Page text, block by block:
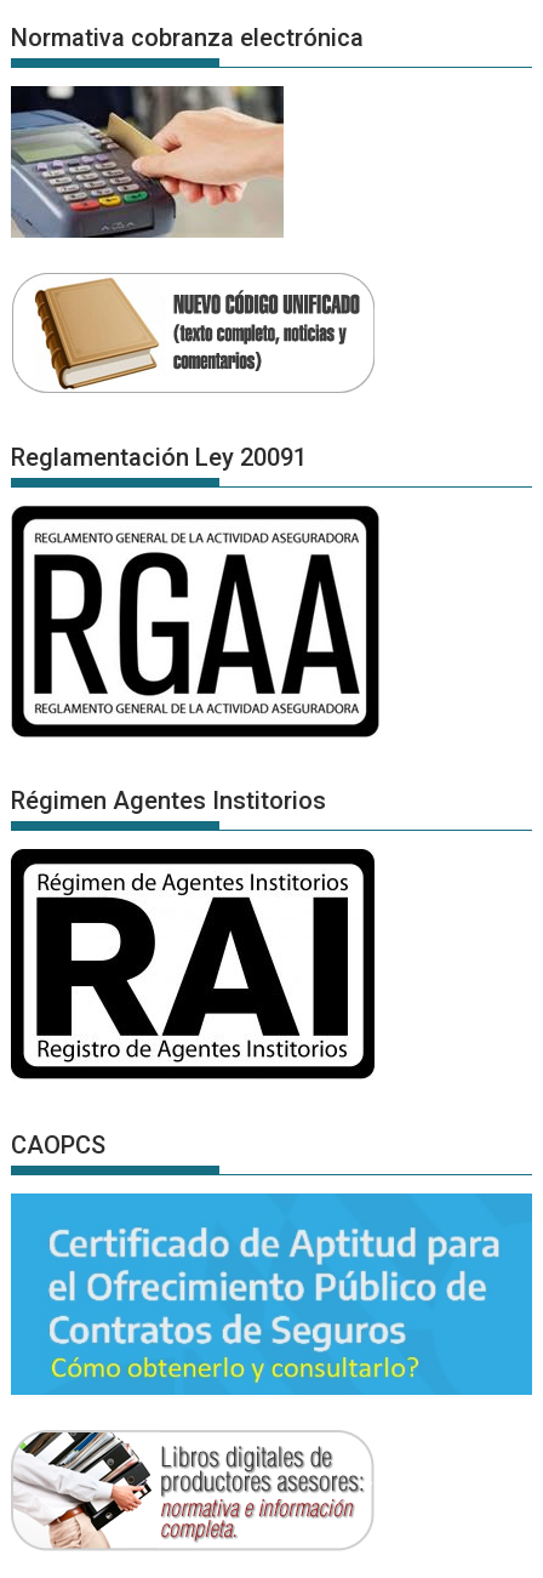
Normativa cobranza electrónica
Reglamentación Ley 20091
Régimen Agentes Institorios
CAOPCS